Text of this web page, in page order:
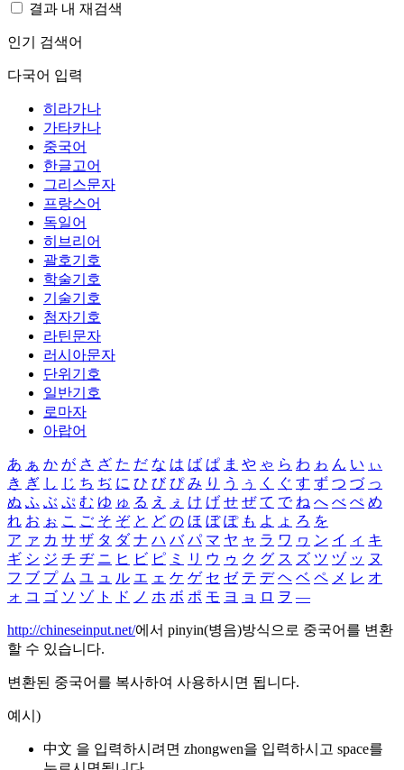
결과 내 재검색
인기 검색어
다국어 입력
히라가나
가타카나
중국어
한글고어
그리스문자
프랑스어
독일어
히브리어
괄호기호
학술기호
기술기호
첨자기호
라틴문자
러시아문자
단위기호
일반기호
로마자
아랍어
あ ぁ か が さ ざ た だ な は ば ぱ ま や ゃ ら わ ゎ ん い ぃ
き ぎ し じ ち ぢ に ひ び ぴ み り う ぅ く ぐ す ず つ づ っ
ぬ ふ ぶ ぷ む ゆ ゅ る え ぇ け げ せ ぜ て で ね へ べ ぺ め
れ お ぉ こ ご そ ぞ と ど の ほ ぼ ぽ も よ ょ ろ を
ア ァ カ サ ザ タ ダ ナ ハ バ パ マ ヤ ャ ラ ワ ヮ ン イ ィ キ
ギ シ ジ チ ヂ ニ ヒ ビ ピ ミ リ ウ ゥ ク グ ス ズ ツ ヅ ッ ヌ
フ ブ プ ム ユ ュ ル エ ェ ケ ゲ セ ゼ テ デ ヘ ベ ペ メ レ オ
ォ コ ゴ ソ ゾ ト ド ノ ホ ボ ポ モ ヨ ョ ロ ヲ ―
http://chineseinput.net/에서 pinyin(병음)방식으로 중국어를 변환
할 수 있습니다.
변환된 중국어를 복사하여 사용하시면 됩니다.
예시)
中文 을 입력하시려면 zhongwen을 입력하시고 space를